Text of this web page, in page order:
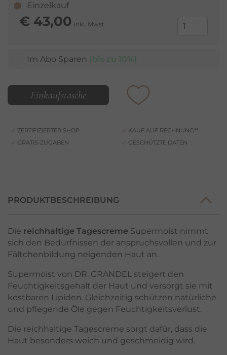
Einzelkauf
€ 43,00 inkl. Mwst
Im Abo Sparen (bis zu 10%)
Einkaufstasche
ZERTIFIZIERTER SHOP
KAUF AUF RECHNUNG**
GRATIS-ZUGABEN
GESCHÜTZTE DATEN
PRODUKTBESCHREIBUNG
Die reichhaltige Tagescreme Supermoist nimmt
sich den Bedürfnissen der anspruchsvollen und zur
Fältchenbildung neigenden Haut an.
Supermoist von DR. GRANDEL steigert den
Feuchtigkeitsgehalt der Haut und versorgt sie mit
kostbaren Lipiden. Gleichzeitig schützen natürliche
und pflegende Öle gegen Feuchtigkeitsverlust.
Die reichhaltige Tagescreme sorgt dafür, dass die
Haut besonders weich und geschmeidig wird.